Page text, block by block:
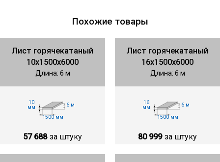
Похожие товары
Лист горячекатаный
10х1500х6000
Длина: 6 м
10
мм
6 м
1500 мм
57 688 за штуку
Лист горячекатаный
16х1500х6000
Длина: 6 м
16
мм
6 м
1500 мм
80 999 за штуку